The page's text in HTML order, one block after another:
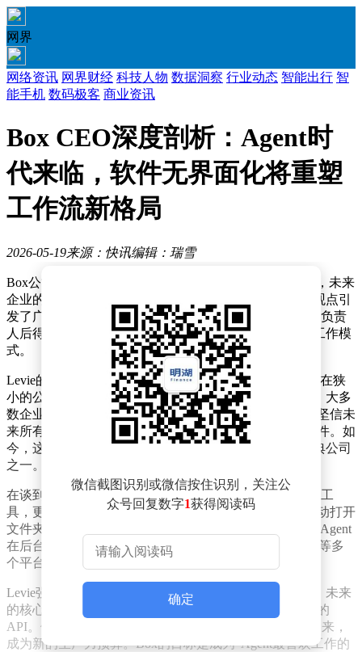
网界
网络资讯 网界财经 科技人物 数据洞察 行业动态 智能出行 智
能手机 数码极客 商业资讯
Box CEO深度剖析：Agent时
代来临，软件无界面化将重塑
工作流新格局
2026-05-19来源：快讯编辑：瑞雪
Box公司CEO Aaron Levie在近期发表的一篇长文中指出，未来
企业的工作流程将围绕AI Agent展开，而非人类。这一观点引
发了广泛关注。Levie在密集拜访了数十位大型企业的AI负责
人后得出结论，认为AI Agent的崛起将彻底改变企业的工作模
式。
Levie的创业历程始于2005年，当时他与朋友Dylan Smith在狭
小的公寓里创办了Box。那时的云技术还不被广泛接受，大多
数企业仍依赖本地服务器和U盘传输文件。然而，Levie坚信未
来所有数据都将上云，人们需要随时随地访问自己的文件。如
今，这一预言已成为现实，Box也被视为SaaS时代的经典公司
之一。
在谈到当前的AI浪潮时，Levie认为，技术变革不仅影响工
具，更会重构整个工作流程。他指出，过去人们需要手动打开
文件夹、点击按钮、上传文档，而未来这些工作将由AI Agent
在后台自动完成，跨越ERP、CRM、文档系统和数据库等多
个平台。
Levie强调，软件正在向“无界面”（Headless）方向发展，未来
的核心竞争力不再是前端功能的堆砌，而是稳健且专有的
API。他预测，企业的AI Token预算将从IT支出中独立出来，
成为新的生产力预算。Box的目标是成为“Agent最喜欢工作的
微信截图识别或微信按住识别，关注公
众号回复数字1获得阅读码
确定